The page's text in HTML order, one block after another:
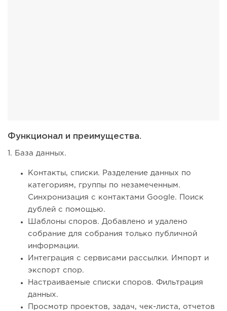
Функционал и преимущества.
1. База данных.
Контакты, списки.
Разделение данных по
категориям, группы по незамеченным.
Синхронизация с контактами Google.
Поиск
дублей с помощью.
Шаблоны споров. Добавлено и удалено
собрание для собрания только публичной
информации.
Интеграция с сервисами рассылки.
Импорт и
экспорт спор.
Настраиваемые списки споров. Фильтрация
данных.
Просмотр проектов, задач, чек-листа, отчетов